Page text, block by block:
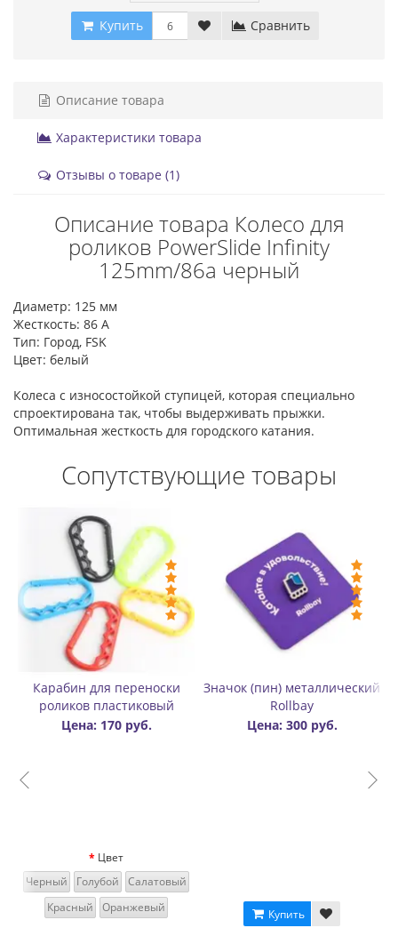
Купить Сравнить
Описание товара
Характеристики товара
Отзывы о товаре (1)
Описание товара Колесо для
роликов PowerSlide Infinity
125mm/86а черный
Диаметр: 125 мм
Жесткость: 86 А
Тип: Город, FSK
Цвет: белый
Колеса с износостойкой ступицей, которая специально
спроектирована так, чтобы выдерживать прыжки.
Оптимальная жесткость для городского катания.
Сопутствующие товары
Значок (пин) металлический
Rollbay
Цена: 300 руб.
Купить
Значок (пин) металлический
Rollbay - Огонь
Цена: 300 руб.
Купить